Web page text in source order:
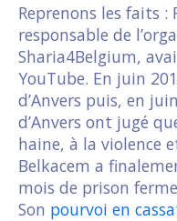
Reprenons les faits :
responsable de
Sharia4Belgium,
YouTube. En juin
d’Anvers puis, en
d’Anvers ont jugé
haine, à la violence
Belkacem a
mois de prison
Son pourvoi en